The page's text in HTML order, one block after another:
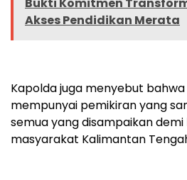
Bukti Komitmen
Akses Pendidikan Merata
Kapolda juga menyebut
mempunyai pemikiran yang
semua yang disampaikan
masyarakat Kalimantan